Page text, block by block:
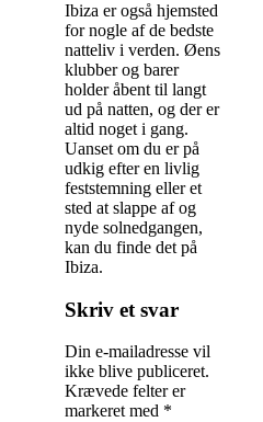
Ibiza er også hjemsted
for nogle af de bedste
natteliv i verden. Øens
klubber og barer
holder åbent til langt
ud på natten, og der er
altid noget i gang.
Uanset om du er på
udkig efter en livlig
feststemning eller et
sted at slappe af og
nyde solnedgangen,
kan du finde det på
Ibiza.
Indlægsnavigation
Skriv et svar
Din e-mailadresse vil
ikke blive publiceret.
Krævede felter er
markeret med *